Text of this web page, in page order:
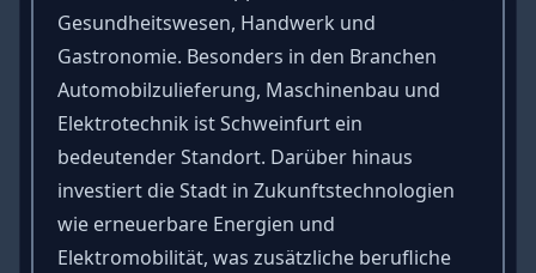
Gesundheitswesen, Handwerk und
Gastronomie. Besonders in den Branchen
Automobilzulieferung, Maschinenbau und
Elektrotechnik ist Schweinfurt ein
bedeutender Standort. Darüber hinaus
investiert die Stadt in Zukunftstechnologien
wie erneuerbare Energien und
Elektromobilität, was zusätzliche berufliche